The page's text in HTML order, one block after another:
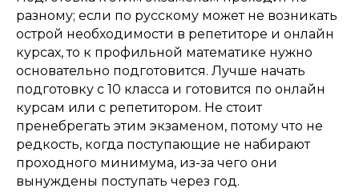
разному; если по русскому может не возникать
острой необходимости в репетиторе и онлайн
курсах, то к профильной математике нужно
основательно подготовится. Лучше начать
подготовку с 10 класса и готовится по онлайн
курсам или с репетитором. Не стоит
пренебрегать этим экзаменом, потому что не
редкость, когда поступающие не набирают
проходного минимума, из-за чего они
вынуждены поступать через год.